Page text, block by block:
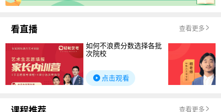
看直播 查看更多
如何不浪费分数选择各批
次院校
点击观看
查看更多